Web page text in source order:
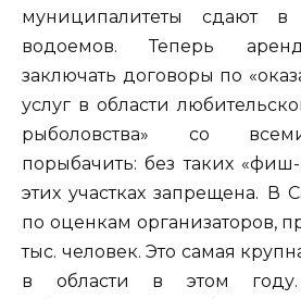
муниципалитеты сдают в
водоемов. Теперь
заключать договоры по
услуг в области
рыболовства» со
порыбачить: без таких
этих участках запрещена. В
по оценкам организаторов,
тыс. человек. Это самая
в области в этом